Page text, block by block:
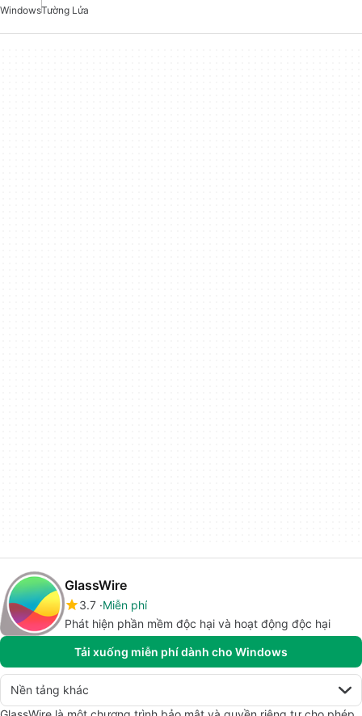
WindowsTường Lửa
GlassWire
3.7 Miễn phí
Phát hiện phần mềm độc hại và hoạt động độc hại
Tải xuống miễn phí dành cho Windows
Nền tảng khác